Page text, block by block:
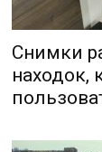
Снимки
находок,